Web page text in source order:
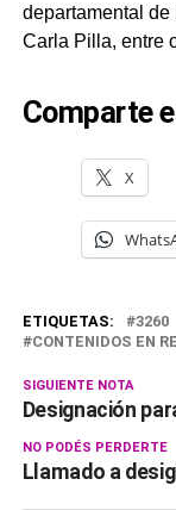
departamental
Carla Pilla, entre
Comparte
X
ETIQUETAS: 3260
CONTENIDOS EN
SIGUIENTE NOTA
Designación
NO PODÉS PERDERTE
Llamado a